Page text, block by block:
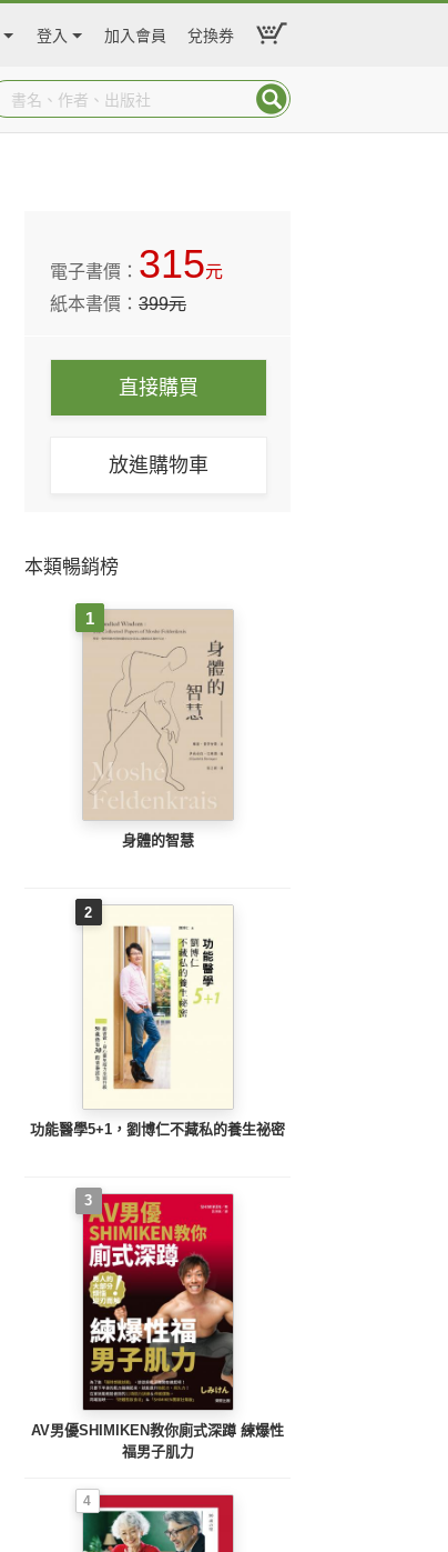
登入 加入會員 兌換券
電子書價： 315元
紙本書價：399元
直接購買
放進購物車
本類暢銷榜
1
身體的智慧
2
功能醫學5+1，劉博仁不藏私的養生祕密
3
AV男優SHIMIKEN教你廁式深蹲 練爆性
福男子肌力
4